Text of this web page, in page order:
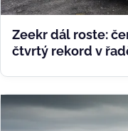
Zeekr dál roste:
čtvrtý rekord v